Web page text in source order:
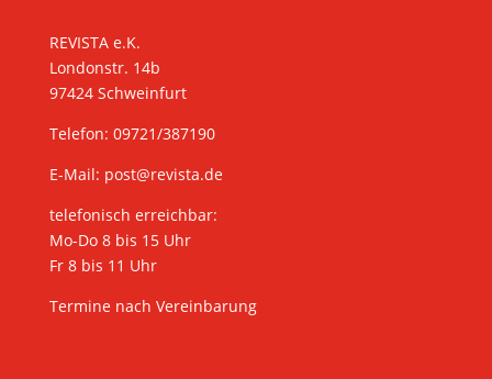
REVISTA e.K.
Londonstr. 14b
97424 Schweinfurt
Telefon: 09721/387190
E-Mail: post@revista.de
telefonisch erreichbar:
Mo-Do 8 bis 15 Uhr
Fr 8 bis 11 Uhr
Termine nach Vereinbarung